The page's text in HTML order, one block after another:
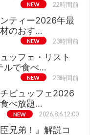
NEW 22時間前
ティー2026年最
のおす…
NEW 23時間前
ッフェ・リスト
ルで食べ…
NEW 23時間前
ビュッフェ2026
べ放題…
NEW 2026.8.6 12:00
兄弟！』解説コ